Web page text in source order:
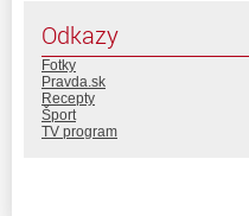
Odkazy
Fotky
Pravda.sk
Recepty
Šport
TV program